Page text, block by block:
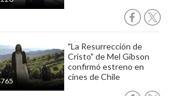
"La Resurrección de
Cristo" de Mel Gibson
confirmó estreno en
cines de Chile